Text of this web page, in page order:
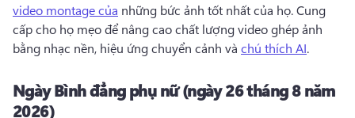
video montage của những bức ảnh tốt nhất của họ. Cung
cấp cho họ mẹo để nâng cao chất lượng video ghép ảnh
bằng nhạc nền, hiệu ứng chuyển cảnh và chú thích AI.
Ngày Bình đẳng phụ nữ (ngày 26 tháng 8 năm
2026)